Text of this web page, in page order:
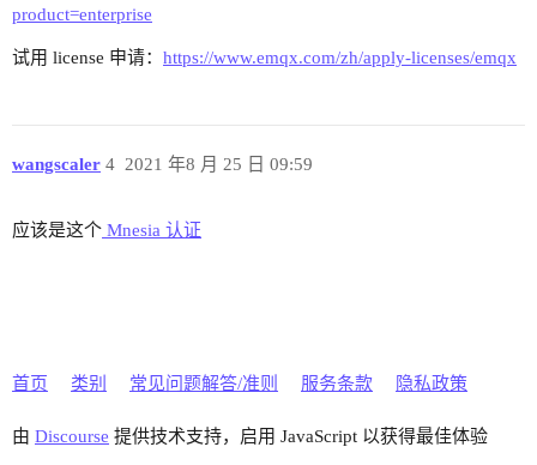
product=enterprise
试用 license 申请： https://www.emqx.com/zh/apply-licenses/emqx
wangscaler 2021 年8 月 25 日 09:59
4
应该是这个 Mnesia 认证
首页 类别 常见问题解答/准则 服务条款 隐私政策
由 Discourse 提供技术支持，启用 JavaScript 以获得最佳体验